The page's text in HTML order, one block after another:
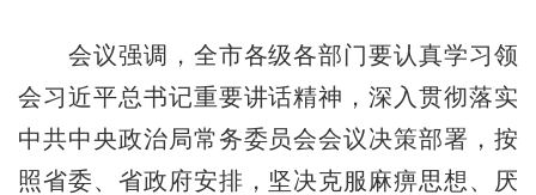
会议强调，全市各级各部门要认真学习领
会习近平总书记重要讲话精神，深入贯彻落实
中共中央政治局常务委员会会议决策部署，按
照省委、省政府安排，坚决克服麻痹思想、厌